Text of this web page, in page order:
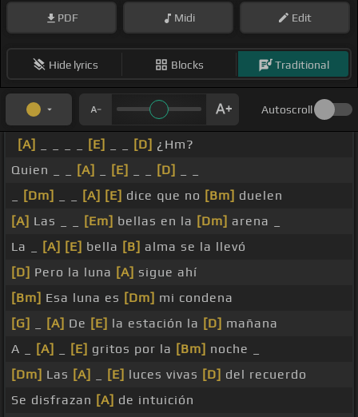
PDF Midi Edit
Hide lyrics Blocks Traditional
Autoscroll
[A] [E] [D] ¿Hm?
Quien _ _
[A] [E] [D]
[Dm] [A] [E] dice que no [Bm] duelen
[A] Las _ _ [Em] bellas en la [Dm] arena _
La _
[A] [E] bella [B] alma se la llevó
[D] Pero la luna [A] sigue ahí
[Bm] Esa luna es [Dm] mi condena
[G]
[A] De [E] la estación la [D] mañana
A _
[A] [E] gritos por la [Bm] noche _
[Dm] Las [A] [E] luces vivas [D] del recuerdo
Se disfrazan [A] de intuición